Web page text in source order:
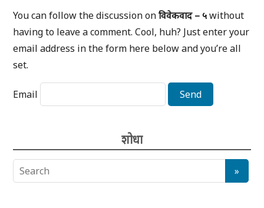
You can follow the discussion onविवेकवाद – ५without
having to leave a comment. Cool, huh? Just enter your
email address in the form here below and you’re all
set.
Email
शोधा